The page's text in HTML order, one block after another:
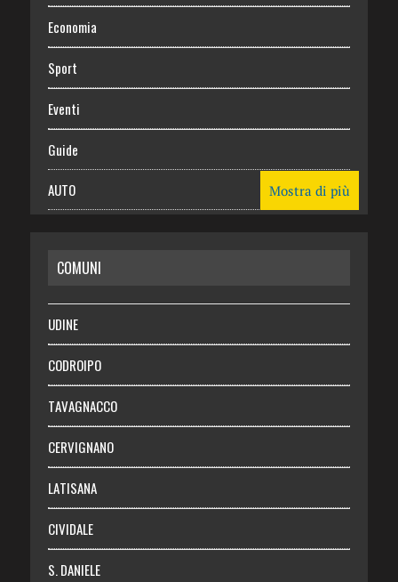
Economia
Sport
Eventi
Guide
AUTO
RISPARMIO
SALUTE
Necrologie
Chi siamo
Abbonati
Login
Mostra di più
COMUNI
UDINE
CODROIPO
TAVAGNACCO
CERVIGNANO
LATISANA
CIVIDALE
S. DANIELE